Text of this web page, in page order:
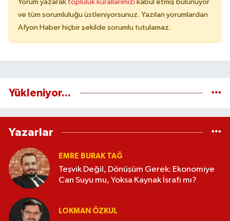
Yorum yazarak topluluk kurallarımızı kabul etmiş bulunuyor
ve tüm sorumluluğu üstleniyorsunuz. Yazılan yorumlardan
Afyon Haber hiçbir şekilde sorumlu tutulamaz.
Yükleniyor...
Yazarlar
EMRE BURAK TAĞ
Teşvik Değil, Dönüşüm Gerek: Ekonomiye
Can Suyu mu, Yoksa Kaynak İsrafı mı?
LOKMAN ÖZKUL